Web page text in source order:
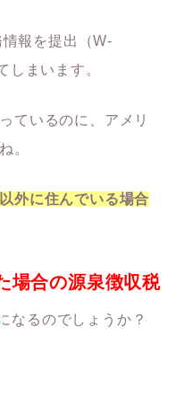
報を提出（W-
しまいます。
ているのに、アメリ
。
外に住んでいる場合
場合の源泉徴収税
なるのでしょうか？